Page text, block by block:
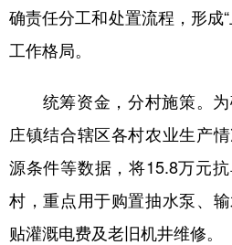
彩票
文化产业
地方频道
北京 天津
确责任分工和处置流程，形成
工作格局。
统筹资金，分村施策。为
庄镇结合辖区各村农业生产
源条件等数据，将15.8万元
村，重点用于购置抽水泵、
贴灌溉电费及老旧机井维修。